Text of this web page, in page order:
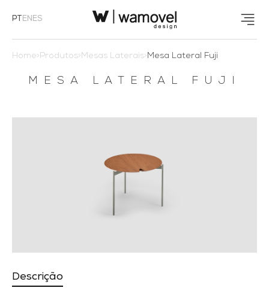
PT EN ES
Home>Produtos>Mesas Laterais>Mesa Lateral Fuji
MESA LATERAL FUJI
Descrição